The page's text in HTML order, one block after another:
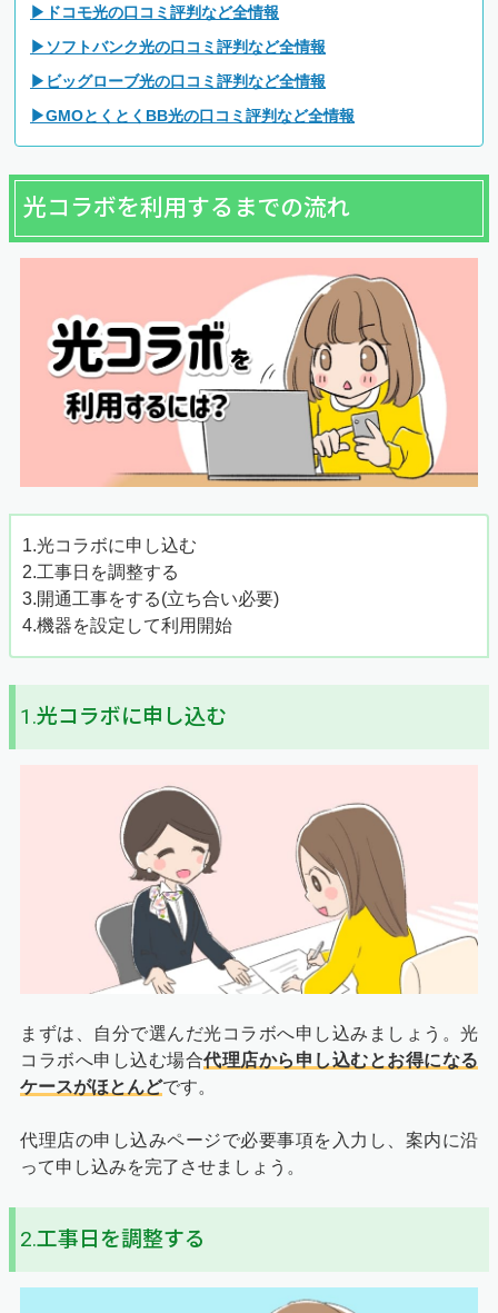
▶ドコモ光の口コミ評判など全情報
▶ソフトバンク光の口コミ評判など全情報
▶ビッグローブ光の口コミ評判など全情報
▶GMOとくとくBB光の口コミ評判など全情報
光コラボを利用するまでの流れ
1.光コラボに申し込む
2.工事日を調整する
3.開通工事をする(立ち合い必要)
4.機器を設定して利用開始
1.光コラボに申し込む
まずは、自分で選んだ光コラボへ申し込みましょう。光
コラボへ申し込む場合代理店から申し込むとお得になる
ケースがほとんどです。
代理店の申し込みページで必要事項を入力し、案内に沿
って申し込みを完了させましょう。
2.工事日を調整する